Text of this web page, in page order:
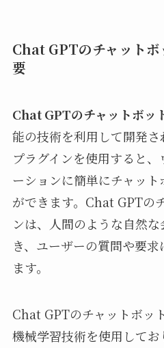
Chat GPTのチャットボ
要
Chat GPTのチャットボッ
能の技術を利用して開発
プラグインを使用すると
ーションに簡単にチャッ
ができます。Chat GPTの
ンは、人間のような自然
き、ユーザーの質問や要
ます。
Chat GPTのチャットボッ
機械学習技術を使用して